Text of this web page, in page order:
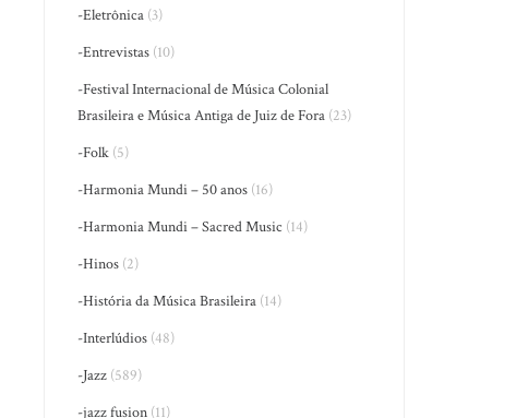
-Eletrônica (3)
-Entrevistas (10)
-Festival Internacional de Música Colonial
Brasileira e Música Antiga de Juiz de Fora (23)
-Folk (5)
-Harmonia Mundi – 50 anos (16)
-Harmonia Mundi – Sacred Music (14)
-Hinos (2)
-História da Música Brasileira (14)
-Interlúdios (48)
-Jazz (589)
-jazz fusion (11)